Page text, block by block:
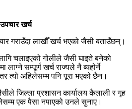
खर्च
गराउँदा लाखौँ खर्च भएको जैसी बताउँछन्।
चलाइएको गोलीले जैसी घाइते बनेको
लाग्ने सम्पूर्ण खर्च राज्यले नै ब्यहोर्ने
त्यो अहिलेसम्म पनि पूरा भएको छैन।
जिल्ला प्रशासन कार्यालय कैलाली र गृह
एक पैसा नपाएको उनले सुनाए।